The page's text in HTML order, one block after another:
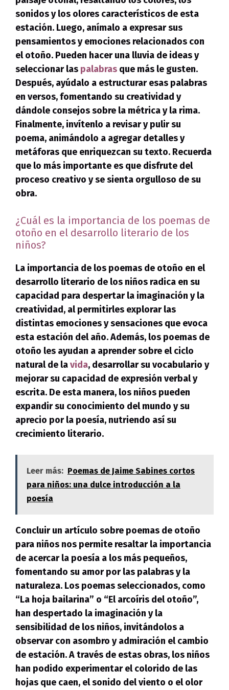
sonidos y los olores característicos de esta
estación. Luego, anímalo a expresar sus
pensamientos y emociones relacionados con
el otoño. Pueden hacer una lluvia de ideas y
seleccionar las palabras que más le gusten.
Después, ayúdalo a estructurar esas palabras
en versos, fomentando su creatividad y
dándole consejos sobre la métrica y la rima.
Finalmente, invítenlo a revisar y pulir su
poema, animándolo a agregar detalles y
metáforas que enriquezcan su texto. Recuerda
que lo más importante es que disfrute del
proceso creativo y se sienta orgulloso de su
obra.
¿Cuál es la importancia de los poemas de
otoño en el desarrollo literario de los
niños?
La importancia de los poemas de otoño en el
desarrollo literario de los niños radica en su
capacidad para despertar la imaginación y la
creatividad, al permitirles explorar las
distintas emociones y sensaciones que evoca
esta estación del año. Además, los poemas de
otoño les ayudan a aprender sobre el ciclo
natural de lavida, desarrollar su vocabulario y
mejorar su capacidad de expresión verbal y
escrita. De esta manera, los niños pueden
expandir su conocimiento del mundo y su
aprecio por la poesía, nutriendo así su
crecimiento literario.
Leer más: Poemas de Jaime Sabines cortos
para niños: una dulce introducción a la
poesía
Concluir un artículo sobre poemas de otoño
para niños nos permite resaltar la importancia
de acercar la poesía a los más pequeños,
fomentando su amor por las palabras y la
naturaleza. Los poemas seleccionados, como
“La hoja bailarina” o “El arcoíris del otoño”,
han despertado la imaginación y la
sensibilidad de los niños, invitándolos a
observar con asombro y admiración el cambio
de estación. A través de estas obras, los niños
han podido experimentar el colorido de las
hojas que caen, el sonido del viento o el olor